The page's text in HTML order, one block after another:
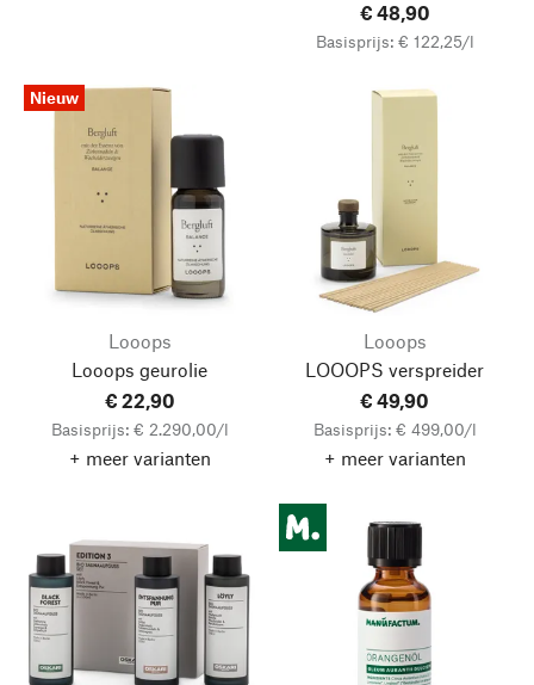
€ 48,90
Basisprijs: € 122,25/l
Nieuw
Looops
Looops geurolie
€ 22,90
Basisprijs: € 2.290,00/l
+ meer varianten
Looops
LOOOPS verspreider
€ 49,90
Basisprijs: € 499,00/l
+ meer varianten